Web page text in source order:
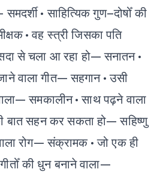
समदर्शी • साहित्यिक गुण–दोषोँ की
• वह स्त्री जिसका पति
से चला आ रहा हो— सनातन •
वाला गीत— सहगान • उसी
समकालीन • साथ पढ़ने वाला
बात सहन कर सकता हो— सहिष्णु
रोग— संक्रामक • जो एक ही
गीतोँ की धुन बनाने वाला—